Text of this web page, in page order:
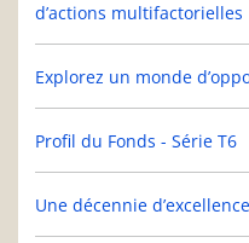
d’actions multifactorielles
Explorez un monde
Profil du Fonds - Série T6
Une décennie d’excellence